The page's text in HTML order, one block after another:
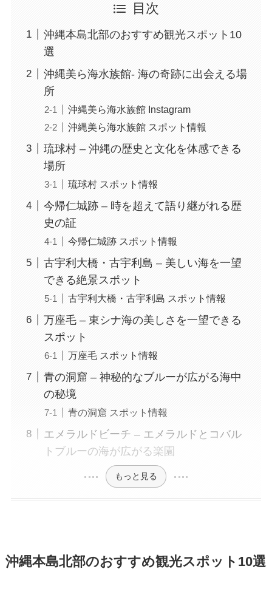
目次
沖縄本島北部のおすすめ観光スポット10
選
沖縄美ら海水族館- 海の奇跡に出会える場
所
沖縄美ら海水族館 Instagram
沖縄美ら海水族館 スポット情報
琉球村 – 沖縄の歴史と文化を体感できる
場所
琉球村 スポット情報
今帰仁城跡 – 時を超えて語り継がれる歴
史の証
今帰仁城跡 スポット情報
古宇利大橋・古宇利島 – 美しい海を一望
できる絶景スポット
古宇利大橋・古宇利島 スポット情報
万座毛 – 東シナ海の美しさを一望できる
スポット
万座毛 スポット情報
青の洞窟 – 神秘的なブルーが広がる海中
の秘境
青の洞窟 スポット情報
エメラルドビーチ – エメラルドとコバル
トブルーの海が広がる楽園
もっと見る
沖縄本島北部のおすすめ観光スポット10選